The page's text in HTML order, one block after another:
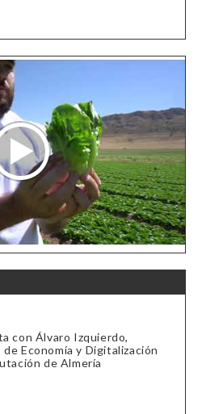
con Álvaro Izquierdo,
Economía y Digitalización
de Almería